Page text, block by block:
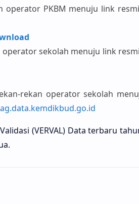
operator PKBM menuju link
sekolah menuju link
rekan operator sekolah
(VERVAL) Data terbaru